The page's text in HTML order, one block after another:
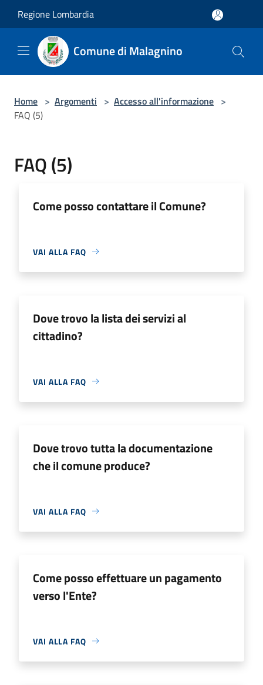
Regione Lombardia
Comune di Malagnino
Home > Argomenti > Accesso all'informazione >
FAQ (5)
FAQ (5)
Come posso contattare il Comune?
VAI ALLA FAQ
Dove trovo la lista dei servizi al
cittadino?
VAI ALLA FAQ
Dove trovo tutta la documentazione
che il comune produce?
VAI ALLA FAQ
Come posso effettuare un pagamento
verso l'Ente?
VAI ALLA FAQ